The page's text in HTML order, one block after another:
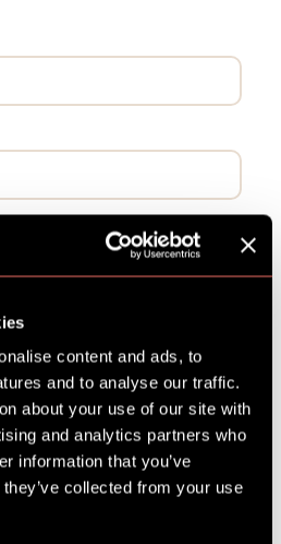
content and ads, to
and to analyse our traffic.
about your use of our site with
and analytics partners who
information that you’ve
collected from your use